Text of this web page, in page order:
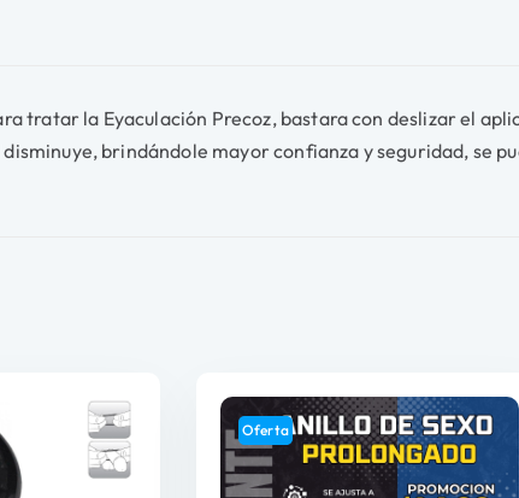
tratar la Eyaculación Precoz, bastara con deslizar el
brindándole mayor confianza y seguridad, se
Oferta